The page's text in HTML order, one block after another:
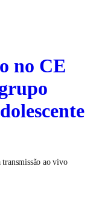
no CE
transmissão ao vivo